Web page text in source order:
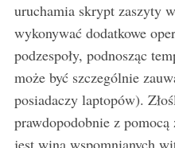
uruchamia skrypt zaszyty
wykonywać dodatkowe
podzespoły, podnosząc
może być szczególnie
posiadaczy laptopów).
prawdopodobnie z
jest winą wspomnianych